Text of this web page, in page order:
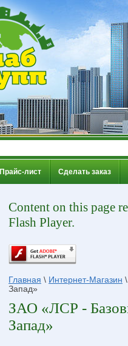
Прайс-лист Сделать заказ
Content on this page
Flash Player.
Главная \ Интернет-Магазин
Запад»
ЗАО «ЛСР -
Запад»